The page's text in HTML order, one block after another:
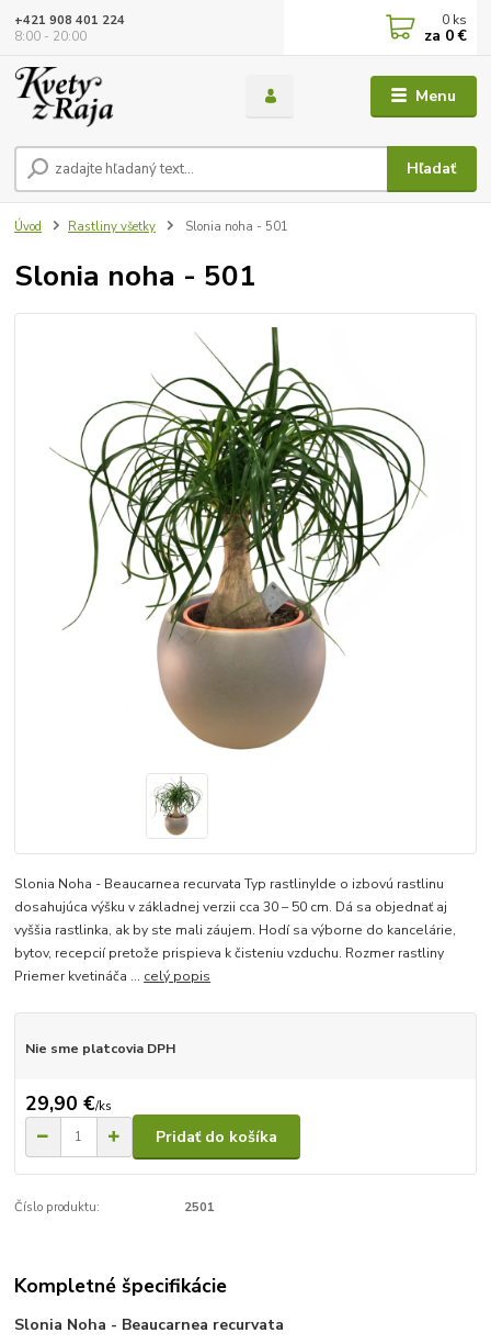
Menu
Hľadať
+421 908 401 224
8:00 - 20:00
0 ks
za 0 €
Úvod Rastliny všetky Slonia noha - 501
Slonia noha - 501
Slonia Noha - Beaucarnea recurvata Typ rastlinyIde o izbovú rastlinu
dosahujúca výšku v základnej verzii cca 30 – 50 cm. Dá sa objednať aj
vyššia rastlinka, ak by ste mali záujem. Hodí sa výborne do kancelárie,
bytov, recepcií pretože prispieva k čisteniu vzduchu. Rozmer rastliny
Priemer kvetináča ... celý popis
Nie sme platcovia DPH
29,90 €/ks
Pridať do košíka
Číslo produktu: 2501
Kompletné špecifikácie
Slonia Noha - Beaucarnea recurvata